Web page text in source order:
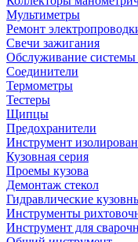
Мультиметры
Ремонт
Свечи зажигания
Обслуживание
Соединители
Термометры
Тестеры
Щипцы
Предохранители
Инструмент
Кузовная серия
Проемы кузова
Демонтаж стекол
Гидравлические
Инструменты
Инструмент для